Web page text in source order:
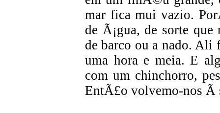
mar fica mui vazio.
de Ã¡gua, de sorte
de barco ou a nado. Ali
uma hora e meia. E
com um chinchorro,
EntÃ£o volvemo-nos Ã